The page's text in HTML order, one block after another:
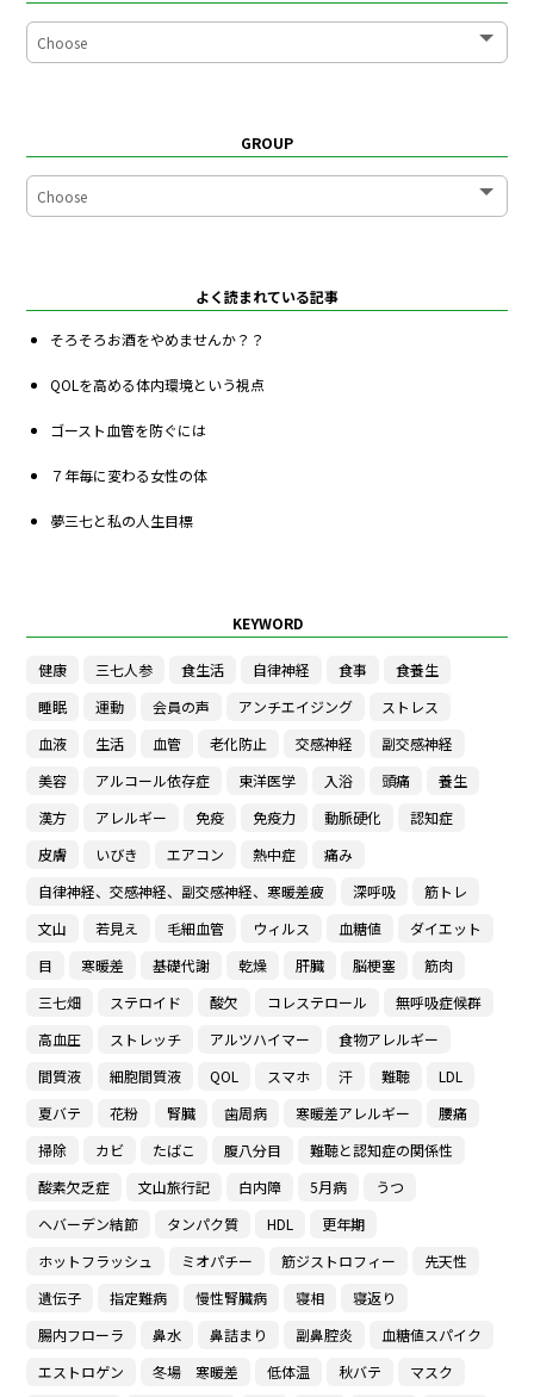
GROUP
よく読まれている記事
そろそろお酒をやめませんか？？
QOLを高める体内環境という視点
ゴースト血管を防ぐには
７年毎に変わる女性の体
夢三七と私の人生目標
KEYWORD
健康 三七人参 食生活 自律神経 食事
食養生
睡眠
運動 会員の声 アンチエイジング
ストレス
血液
生活 血管 老化防止 交感神経
副交感神経
美容
アルコール依存症 東洋医学 入浴 頭痛
養生
漢方
アレルギー 免疫 免疫力 動脈硬化
認知症
皮膚
いびき エアコン 熱中症
痛み
自律神経、交感神経、副交感神経、寒暖差疲
深呼吸
筋トレ
文山
若見え 毛細血管 ウィルス 血糖値
ダイエット
目
寒暖差 基礎代謝 乾燥 肝臓 脳梗塞
筋肉
三七畑
ステロイド 酸欠 コレステロール
無呼吸症候群
高血圧
ストレッチ アルツハイマー
食物アレルギー
間質液
細胞間質液 QOL スマホ 汗 難聴
LDL
夏バテ
花粉 腎臓 歯周病 寒暖差アレルギー
腰痛
掃除
カビ たばこ 腹八分目
難聴と認知症の関係性
酸素欠乏症
文山旅行記 白内障 5月病
うつ
ヘバーデン結節
タンパク質 HDL
更年期
ホットフラッシュ
ミオパチー 筋ジストロフィー
先天性
遺伝子
指定難病 慢性腎臓病 寝相
寝返り
腸内フローラ
鼻水 鼻詰まり 副鼻腔炎
血糖値スパイク
エストロゲン
冬場 寒暖差 低体温 秋バテ
マスク